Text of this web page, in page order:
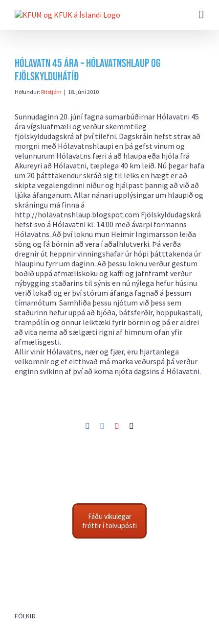
beint
Hólavatn 45 ára – Hólavatnshlaup og
fjölskylduhátíð
Höfundur: Ritstjórn | 18. júní 2010
Sunnudaginn 20. júní fagna sumarbúðirnar Hólavatni 45
ára vígsluafmæli og verður skemmtileg
fjölskyldudagskrá af því tilefni. Dagskráin hefst strax að
morgni með Hólavatnshlaupi en þá gefst vinum og
velunnurum Hólavatns færi á að hlaupa eða hjóla frá
Akureyri að Hólavatni, tæplega 40 km leið. Nú þegar hafa
um 20 þátttakendur skráð sig til leiks en hægt er að
skipta vegalengdinni niður og hjálpast þannig að við að
ljúka áfanganum. Allar nánari upplýsingar um hlaupið og
skráningu má finna á
http://holavatnshlaup.blogspot.com Fjölskyldudagskrá
hefst svo á Hólavatni kl. 14.00 með ávarpi formanns
Hólavatns. Að því loknu mun Heimir Ingimarsson leiða
söng og fá börnin að vera í aðalhlutverki. Þá verða
dregnir út heppnir vinningshafar úr hópi þátttakenda úr
hlaupinu fyrr um daginn. Að þessu loknu verður gestum
boðið uppá afmælisköku og kaffi og jafnframt verður
nýbygging staðarins til sýnis en nú nýlega hefur húsinu
verið lokað og er því stórum áfanga fagnað á þessum
tímamótum. Samhliða þessu njótum við þess sem
staðurinn hefur uppá að bjóða, bátsferðir, hoppukastali,
trampólín og önnur leiktæki fyrir börnin og þá er aldrei
að vita nema að sælgæti rigni af himnum ofan yfir
afmælisgesti.
Allir vinir Hólavatns, nær og fjær, eru hjartanlega
velkomnir og ef eitthvað má marka veðurspá þá verður
enginn svikinn af því að koma njóta dagsins á Hólavatni.
Facebook
TwitterPinterest
Fáðu vikulegar
fréttir í tölvupósti
FÓLKIÐ